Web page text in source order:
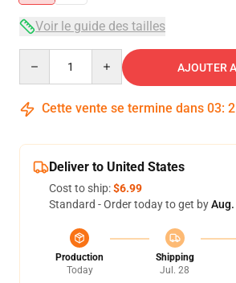
Voir le guide des tailles
AJOUTER
Cette vente se termine dans 03:
Deliver to United States
Cost to ship:$6.99
Standard - Order today to get by
Production
Today
Shipping
Jul. 28